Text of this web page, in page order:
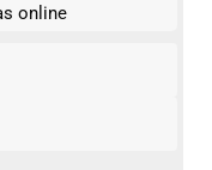
online